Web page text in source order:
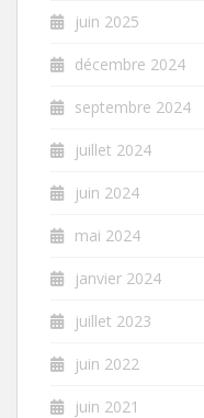
juin 2025
décembre 2024
septembre 2024
juillet 2024
juin 2024
mai 2024
janvier 2024
juillet 2023
juin 2022
juin 2021